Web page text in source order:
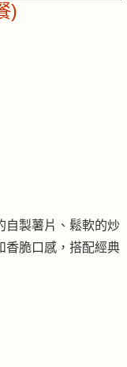
)
自製薯片、鬆軟的炒
香脆口感，搭配經典